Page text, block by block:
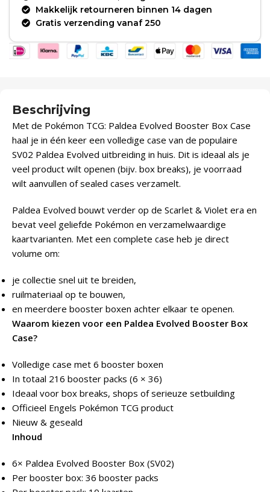
Makkelijk retourneren binnen 14 dagen
Gratis verzending vanaf 250
Beschrijving
Met de Pokémon TCG: Paldea Evolved Booster Box Case
haal je in één keer een volledige case van de populaire
SV02 Paldea Evolved uitbreiding in huis. Dit is ideaal als je
veel product wilt openen (bijv. box breaks), je voorraad
wilt aanvullen of sealed cases verzamelt.
Paldea Evolved bouwt verder op de Scarlet & Violet era en
bevat veel geliefde Pokémon en verzamelwaardige
kaartvarianten. Met een complete case heb je direct
volume om:
je collectie snel uit te breiden,
ruilmateriaal op te bouwen,
en meerdere booster boxen achter elkaar te openen.
Waarom kiezen voor een Paldea Evolved Booster Box
Case?
Volledige case met 6 booster boxen
In totaal 216 booster packs (6 × 36)
Ideaal voor box breaks, shops of serieuze setbuilding
Officieel Engels Pokémon TCG product
Nieuw & geseald
Inhoud
6× Paldea Evolved Booster Box (SV02)
Per booster box: 36 booster packs